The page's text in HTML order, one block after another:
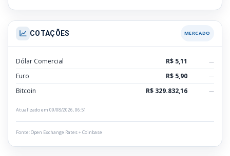
COTAÇÕES MERCADO
Dólar Comercial R$ 5,11 —
Euro R$ 5,90 —
Bitcoin R$ 329.832,16 —
Atualizado em 09/08/2026, 06:51
Fonte: Open Exchange Rates + Coinbase